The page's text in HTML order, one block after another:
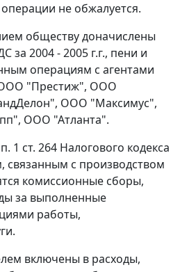
не обжалуется.
обществу доначислены
за 2004 - 2005 г.г., пени и
операциям с агентами
"Престиж", ООО
ООО "Максимус",
ООО "Атланта".
1 ст. 264 Налогового кодекса
связанным с производством
комиссионные сборы,
за выполненные
работы,
включены в расходы,